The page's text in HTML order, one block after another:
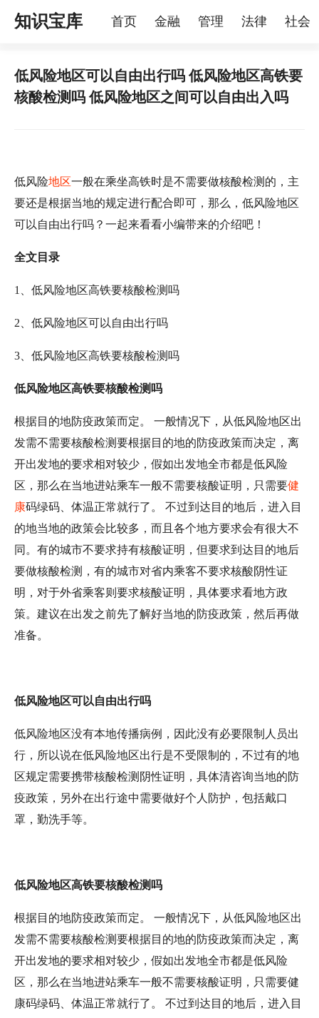
知识宝库 首页 金融 管理 法律 社会
宠物
低风险地区可以自由出行吗 低风险地区高铁要
核酸检测吗 低风险地区之间可以自由出入吗
低风险地区一般在乘坐高铁时是不需要做核酸检测的，主
要还是根据当地的规定进行配合即可，那么，低风险地区
可以自由出行吗？一起来看看小编带来的介绍吧！
全文目录
1、低风险地区高铁要核酸检测吗
2、低风险地区可以自由出行吗
3、低风险地区高铁要核酸检测吗
低风险地区高铁要核酸检测吗
根据目的地防疫政策而定。 一般情况下，从低风险地区出
发需不需要核酸检测要根据目的地的防疫政策而决定，离
开出发地的要求相对较少，假如出发地全市都是低风险
区，那么在当地进站乘车一般不需要核酸证明，只需要健
康码绿码、体温正常就行了。 不过到达目的地后，进入目
的地当地的政策会比较多，而且各个地方要求会有很大不
同。有的城市不要求持有核酸证明，但要求到达目的地后
要做核酸检测，有的城市对省内乘客不要求核酸阴性证
明，对于外省乘客则要求核酸证明，具体要求看地方政
策。建议在出发之前先了解好当地的防疫政策，然后再做
准备。
低风险地区可以自由出行吗
低风险地区没有本地传播病例，因此没有必要限制人员出
行，所以说在低风险地区出行是不受限制的，不过有的地
区规定需要携带核酸检测阴性证明，具体清咨询当地的防
疫政策，另外在出行途中需要做好个人防护，包括戴口
罩，勤洗手等。
低风险地区高铁要核酸检测吗
根据目的地防疫政策而定。 一般情况下，从低风险地区出
发需不需要核酸检测要根据目的地的防疫政策而决定，离
开出发地的要求相对较少，假如出发地全市都是低风险
区，那么在当地进站乘车一般不需要核酸证明，只需要健
康码绿码、体温正常就行了。 不过到达目的地后，进入目